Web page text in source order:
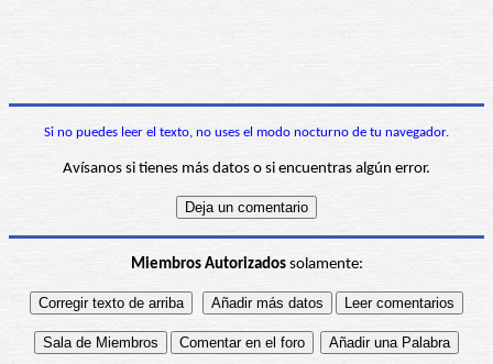
Si no puedes leer el texto, no uses el modo nocturno de tu navegador.
Avísanos si tienes más datos o si encuentras algún error.
Miembros Autorizadossolamente: